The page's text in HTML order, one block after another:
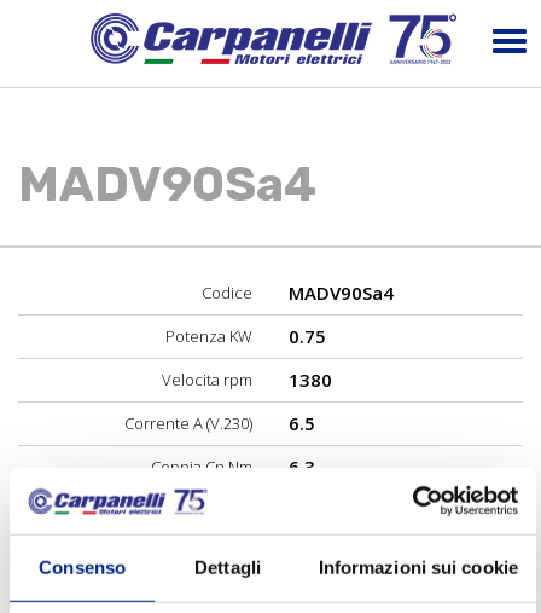
Consenso Dettagli Informazioni sui cookie
MADV90Sa4
Codice MADV90Sa4
Potenza KW 0.75
Velocita rpm 1380
Corrente A (V.230) 6.5
Coppia Cn Nm 6.3
Rendimento n%
0.96